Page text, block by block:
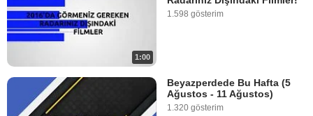
1:00
1.598 gösterim
Beyazperdede Bu Hafta (5
Ağustos - 11 Ağustos)
1.320 gösterim